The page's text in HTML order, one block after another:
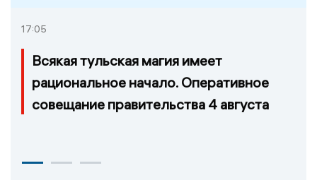
17:05
Всякая тульская магия имеет
рациональное начало. Оперативное
совещание правительства 4 августа